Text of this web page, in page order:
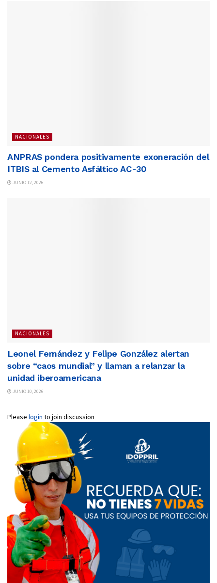
NACIONALES
ANPRAS pondera positivamente exoneración del
ITBIS al Cemento Asfáltico AC-30
JUNIO 12, 2026
NACIONALES
Leonel Fernández y Felipe González alertan
sobre “caos mundial” y llaman a relanzar la
unidad iberoamericana
JUNIO 10, 2026
Please login to join discussion